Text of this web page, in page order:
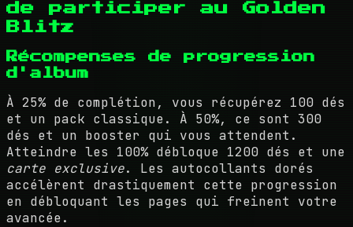
de participer au Golden
Blitz
Récompenses de progression
d'album
À 25% de complétion, vous récupérez 100 dés
et un pack classique. À 50%, ce sont 300
dés et un booster qui vous attendent.
Atteindre les 100% débloque 1200 dés et une
carte exclusive. Les autocollants dorés
accélèrent drastiquement cette progression
en débloquant les pages qui freinent votre
avancée.